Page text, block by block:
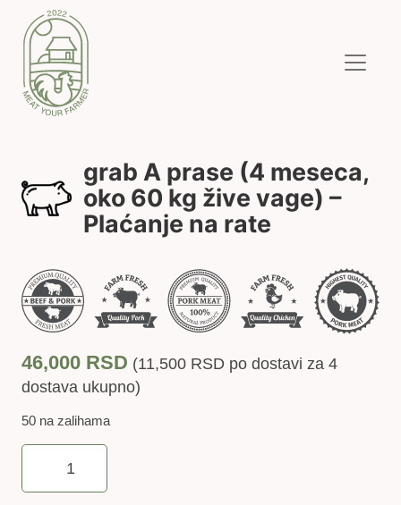
grab A prase (4 meseca,
oko 60 kg žive vage) –
Plaćanje na rate
46,000 RSD (11,500 RSD po dostavi za 4
dostava ukupno)
50 na zalihama
grab
prase